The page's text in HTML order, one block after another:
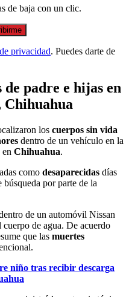
de baja con un clic.
privacidad. Puedes darte de
padre e hijas en
los cuerpos sin vida
dentro de un vehículo en la
en Chihuahua.
como desaparecidas días
por parte de la
de un automóvil Nissan
cuerpo de agua. De acuerdo
que las muertes
niño tras recibir descarga